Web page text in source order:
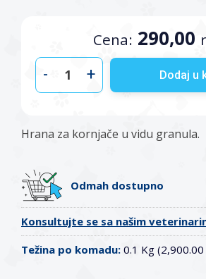
Cena: 290,00
- + Dodaj u
Hrana za kornjače u vidu granula.
Odmah dostupno
Konsultujte se sa našim
Težina po komadu: 0.1 Kg (2,900.00